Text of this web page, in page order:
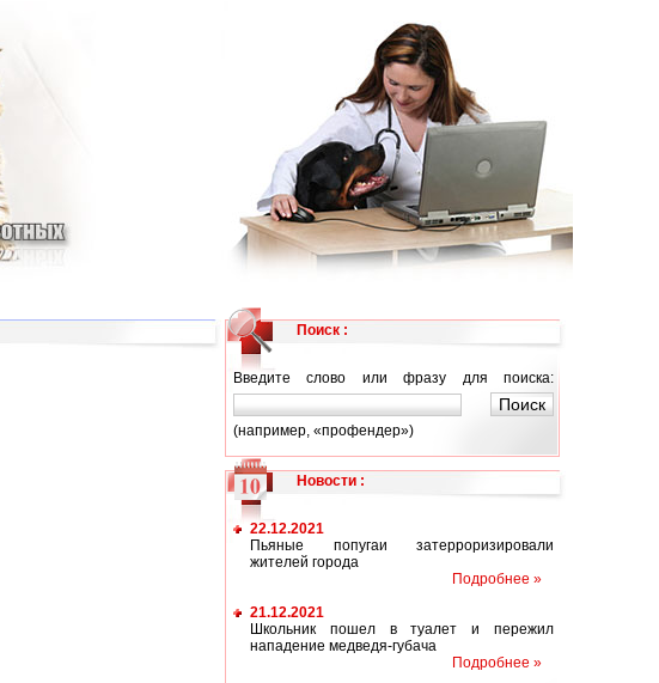
Поиск :
Введите слово или фразу для поиска:
(например, «профендер»)
Новости :
22.12.2021
Пьяные попугаи затерроризировали
жителей города
Подробнее »
21.12.2021
Школьник пошел в туалет и пережил
нападение медведя-губача
Подробнее »